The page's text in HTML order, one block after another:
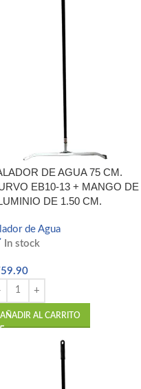
DE AGUA 75 CM.
EB10-13 + MANGO DE
DE 1.50 CM.
de Agua
In stock
59.90
AÑADIR AL CARRITO